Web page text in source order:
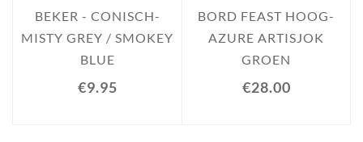
BEKER - CONISCH-
MISTY GREY / SMOKEY
BLUE
€9.95
BORD FEAST HOOG-
AZURE ARTISJOK
GROEN
€28.00